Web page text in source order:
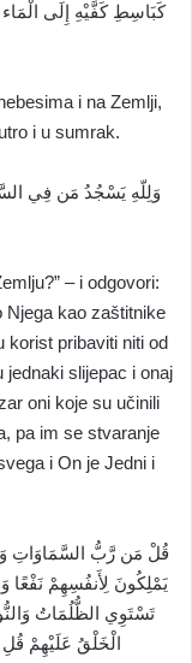
كَبَاسِطِ كَفَّيْهِ إِلَى الْمَاء
i na Zemlji,
i u sumrak.
وَلِلّهِ يَسْجُدُ مَن فِي
– i odgovori:
Njega kao zaštitnike
korist pribaviti niti od
jednaki slijepac i onaj
oni koje su učinili
pa im se stvaranje
i On je Jedni i
قُلْ مَن رَّبُّ السَّمَاوَاتِ
يَمْلِكُونَ لِأَنفُسِهِمْ
تَسْتَوِي الظُّلُمَاتُ
الْخَلْقُ عَلَيْهِمْ